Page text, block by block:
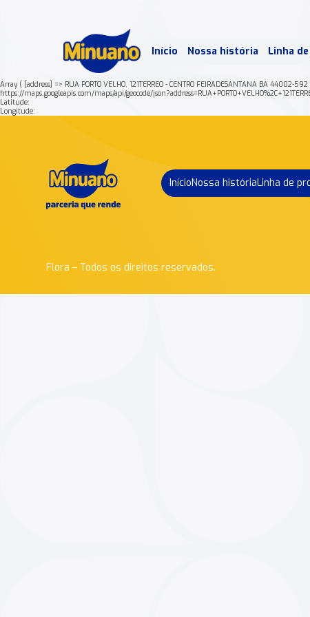
Início Nossa história Linha
Array ( [address] => RUA PORTO VELHO, 121TERREO - CENTRO FEIRADESANTANA BA
https://maps.googleapis.com/maps/api/geocode/
Latitude:
Longitude:
InícioNossa históriaLinha de
Flora – Todos os direitos reservados.